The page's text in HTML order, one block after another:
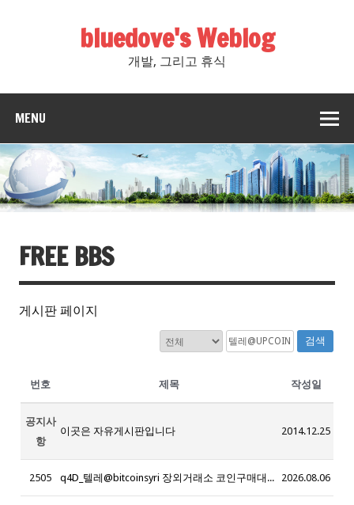
bluedove's Weblog
개발, 그리고 휴식
MENU
FREE BBS
게시판 페이지
검색
번호 제목 작성일
공지사
항
이곳은 자유게시판입니다 2014.12.25
2505 q4D_텔레@bitcoinsyri 장외거래소 코인구매대행 24시 _u5H 2026.08.06